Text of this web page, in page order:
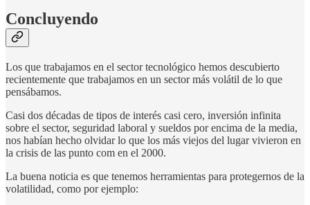
Concluyendo
Los que trabajamos en el sector tecnológico hemos descubierto
recientemente que trabajamos en un sector más volátil de lo que
pensábamos.
Casi dos décadas de tipos de interés casi cero, inversión infinita
sobre el sector, seguridad laboral y sueldos por encima de la media,
nos habían hecho olvidar lo que los más viejos del lugar vivieron en
la crisis de las punto com en el 2000.
La buena noticia es que tenemos herramientas para protegernos de la
volatilidad, como por ejemplo: